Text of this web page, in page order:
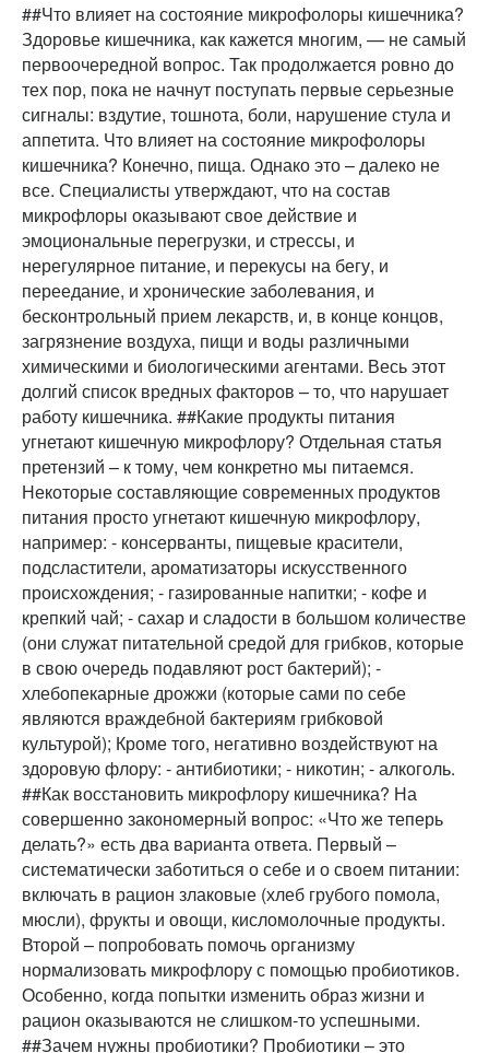
##Что влияет на состояние микрофолоры кишечника?
Здоровье кишечника, как кажется многим, — не самый
первоочередной вопрос. Так продолжается ровно до
тех пор, пока не начнут поступать первые серьезные
сигналы: вздутие, тошнота, боли, нарушение стула и
аппетита. Что влияет на состояние микрофолоры
кишечника? Конечно, пища. Однако это – далеко не
все. Специалисты утверждают, что на состав
микрофлоры оказывают свое действие и
эмоциональные перегрузки, и стрессы, и
нерегулярное питание, и перекусы на бегу, и
переедание, и хронические заболевания, и
бесконтрольный прием лекарств, и, в конце концов,
загрязнение воздуха, пищи и воды различными
химическими и биологическими агентами. Весь этот
долгий список вредных факторов – то, что нарушает
работу кишечника. ##Какие продукты питания
угнетают кишечную микрофлору? Отдельная статья
претензий – к тому, чем конкретно мы питаемся.
Некоторые составляющие современных продуктов
питания просто угнетают кишечную микрофлору,
например: - консерванты, пищевые красители,
подсластители, ароматизаторы искусственного
происхождения; - газированные напитки; - кофе и
крепкий чай; - сахар и сладости в большом количестве
(они служат питательной средой для грибков, которые
в свою очередь подавляют рост бактерий); -
хлебопекарные дрожжи (которые сами по себе
являются враждебной бактериям грибковой
культурой); Кроме того, негативно воздействуют на
здоровую флору: - антибиотики; - никотин; - алкоголь.
##Как восстановить микрофлору кишечника? На
совершенно закономерный вопрос: «Что же теперь
делать?» есть два варианта ответа. Первый –
систематически заботиться о себе и о своем питании:
включать в рацион злаковые (хлеб грубого помола,
мюсли), фрукты и овощи, кисломолочные продукты.
Второй – попробовать помочь организму
нормализовать микрофлору с помощью пробиотиков.
Особенно, когда попытки изменить образ жизни и
рацион оказываются не слишком-то успешными.
##Зачем нужны пробиотики? Пробиотики – это